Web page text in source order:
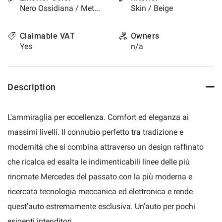
Nero Ossidiana / Metallized
Skin / Beige
Claimable VAT
Yes
Owners
n/a
Description
L'ammiraglia per eccellenza. Comfort ed eleganza ai
massimi livelli. Il connubio perfetto tra tradizione e
modernità che si combina attraverso un design raffinato
che ricalca ed esalta le indimenticabili linee delle più
rinomate Mercedes del passato con la più moderna e
ricercata tecnologia meccanica ed elettronica e rende
quest'auto estremamente esclusiva. Un'auto per pochi
please
the
cookie
You
review
your
choices
at
any
time.